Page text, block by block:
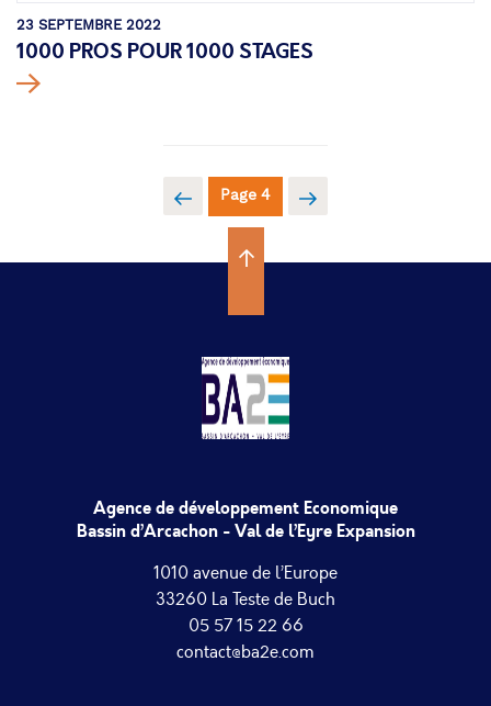
23 SEPTEMBRE 2022
1000 PROS POUR 1000 STAGES
Pagination
publications
Page
précédente
Page4 Page
Agence de développement Economique
Bassin d’Arcachon - Val de l’Eyre Expansion
1010 avenue de l’Europe
33260 La Teste de Buch
05 57 15 22 66
contact@ba2e.com